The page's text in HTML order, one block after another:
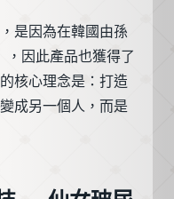
是因為在韓國由孫
因此產品也獲得了
核心理念是：打造
成另一個人，而是